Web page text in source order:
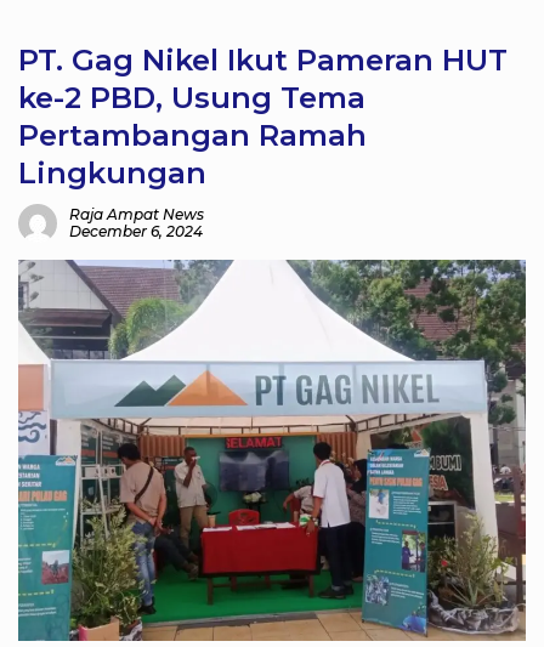
PT. Gag Nikel Ikut Pameran HUT
ke-2 PBD, Usung Tema
Pertambangan Ramah
Lingkungan
Raja Ampat News
December 6, 2024